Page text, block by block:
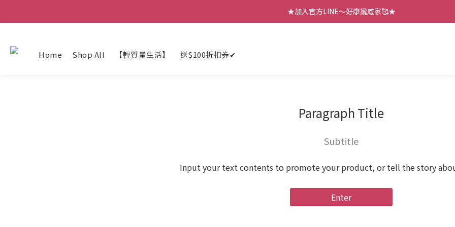
【七月新品】上架了!! 限時折扣優惠😍
★加入官方LINE～好康攏底家🥰★
Home Shop All 【輕質量生活】 送$100折扣券✔
Paragraph Title
Subtitle
Input your text contents to promote your product, or tell the story
Enter